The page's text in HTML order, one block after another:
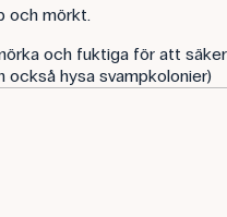
och mörkt.
och fuktiga för att
också hysa svampkolonier)